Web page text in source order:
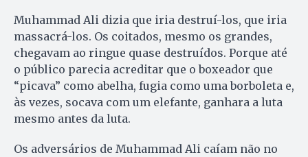
Muhammad Ali dizia que iria destruí-los, que iria
massacrá-los. Os coitados, mesmo os grandes,
chegavam ao ringue quase destruídos. Porque até
o público parecia acreditar que o boxeador que
“picava” como abelha, fugia como uma borboleta e,
às vezes, socava com um elefante, ganhara a luta
mesmo antes da luta.
Os adversários de Muhammad Ali caíam não no